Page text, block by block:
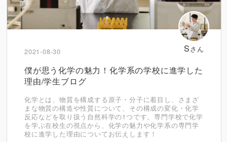
Sさん
2021-08-30
僕が思う化学の魅力！化学系の学校に進学した
理由/学生ブログ
化学とは、物質を構成する原子・分子に着目し、さまざ
まな物質の構造や性質について、その構成の変化・化学
反応などを取り扱う自然科学の1つです。専門学校で化学
を学ぶ在校生の視点から、化学の魅力や化学系の専門学
校に進学した理由についてお伝えします！